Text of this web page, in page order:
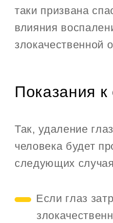
таки призвана
влияния
злокачественной
Показания
Так, удаление
человека будет
следующих
Если глаз